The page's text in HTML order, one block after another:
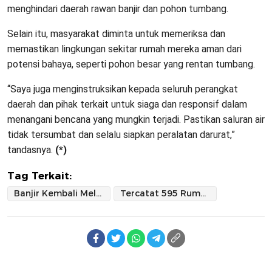
menghindari daerah rawan banjir dan pohon tumbang.
Selain itu, masyarakat diminta untuk memeriksa dan
memastikan lingkungan sekitar rumah mereka aman dari
potensi bahaya, seperti pohon besar yang rentan tumbang.
“Saya juga menginstruksikan kepada seluruh perangkat
daerah dan pihak terkait untuk siaga dan responsif dalam
menangani bencana yang mungkin terjadi. Pastikan saluran air
tidak tersumbat dan selalu siapkan peralatan darurat,”
tandasnya. (*)
Tag Terkait:
Banjir Kembali Melanda Sidrap Tercatat 595 Rumah Terendam Banjir